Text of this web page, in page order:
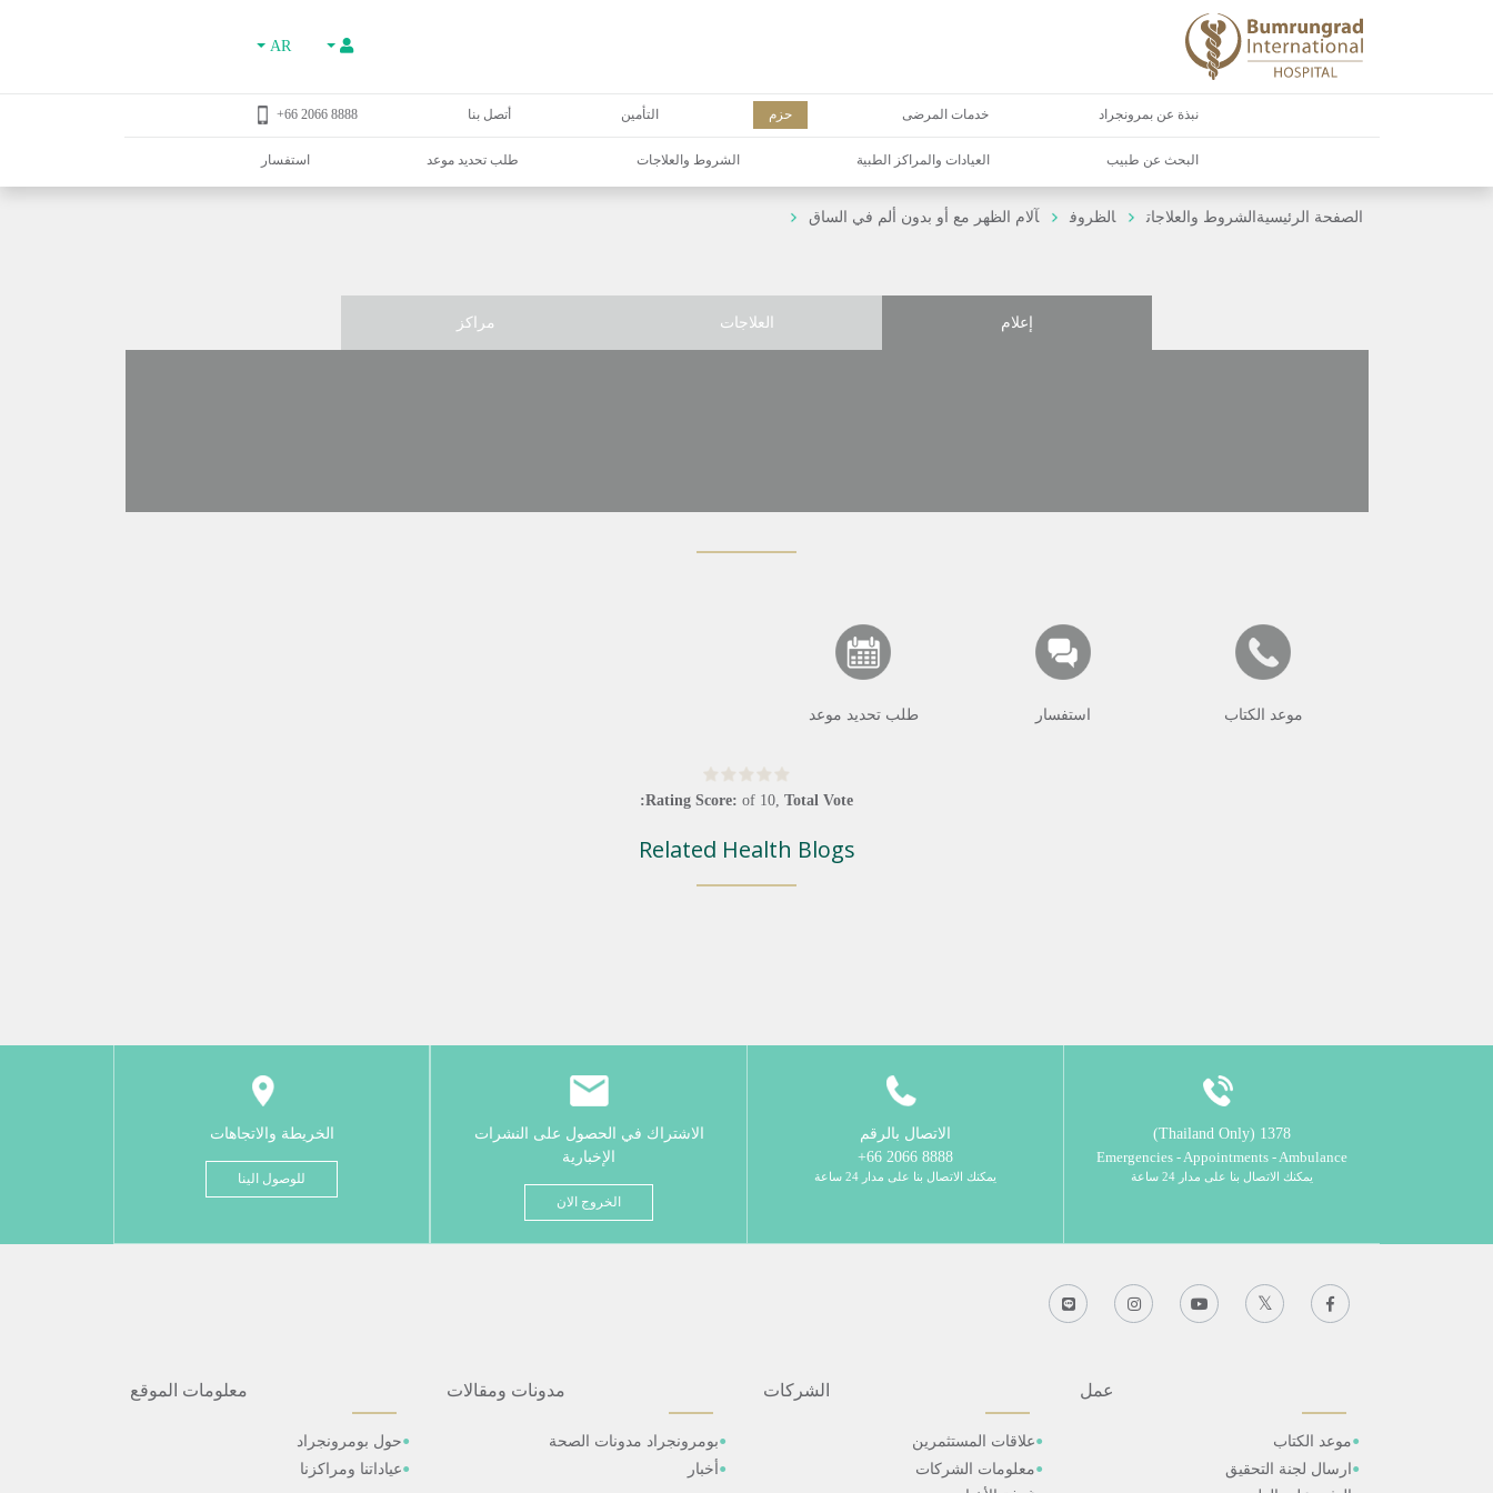
AR
نبذة عن بمرونجراد خدمات المرضى حزم التأمين أتصل بنا 8888 2066 66+
البحث عن طبيب العيادات والمراكز الطبية الشروط والعلاجات طلب تحديد موعد استفسار
الصفحة الرئيسية الشروط والعلاجات الظروف آلام الظهر مع أو بدون ألم في الساق
إعلام العلاجات مراكز
موعد الكتاب استفسار طلب تحديد موعد
Rating Score: of 10 Total Vote:
Related Health Blogs
1378 (Thailand Only)
Emergencies - Appointments - Ambulance
يمكنك الاتصال بنا على مدار 24 ساعة
الاتصال بالرقم
8888 2066 66+
يمكنك الاتصال بنا على مدار 24 ساعة
الاشتراك في الحصول على النشرات
الإخبارية
الخروج الان
الخريطة والاتجاهات
للوصول الينا
عمل
موعد الكتاب
ارسال لجنة التحقيق
الشركات
علاقات المستثمرين
معلومات الشركات
مدونات ومقالات
بومرونجراد مدونات الصحة
أخبار
معلومات الموقع
حول بومرونجراد
عياداتنا ومراكزنا